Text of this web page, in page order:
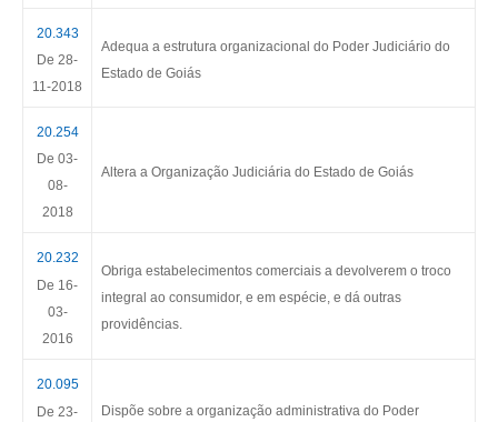
20.343
De 28-
11-2018
Adequa a estrutura organizacional do Poder Judiciário do
Estado de Goiás
20.254
De 03-
08-
2018
Altera a Organização Judiciária do Estado de Goiás
20.232
De 16-
03-
2016
Obriga estabelecimentos comerciais a devolverem o troco
integral ao consumidor, e em espécie, e dá outras
providências.
20.095
De 23-
Dispõe sobre a organização administrativa do Poder